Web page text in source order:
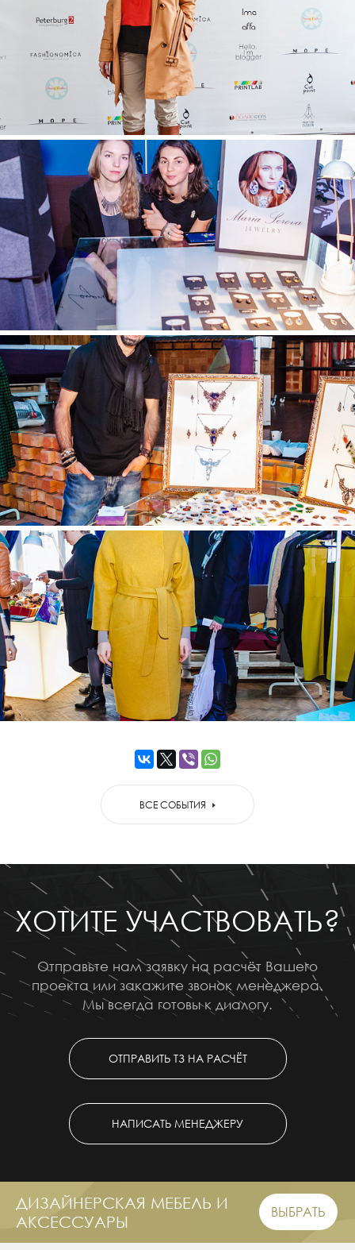
ВСЕ СОБЫТИЯ
ХОТИТЕ УЧАСТВОВАТЬ?
Отправьте нам заявку на расчёт Вашего
проекта или закажите звонок менеджера.
Мы всегда готовы к диалогу.
ОТПРАВИТЬ ТЗ НА РАСЧЁТ
НАПИСАТЬ МЕНЕДЖЕРУ
ДИЗАЙНЕРСКАЯ МЕБЕЛЬ И
АКСЕССУАРЫ
ВЫБРАТЬ